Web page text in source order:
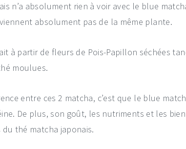
n’a absolument rien à voir avec le blue
absolument pas de la même plante.
à partir de fleurs de Pois-Papillon séchées
moulues.
entre ces 2 matcha, c’est que le blue
De plus, son goût, les nutriments et les
thé matcha japonais.